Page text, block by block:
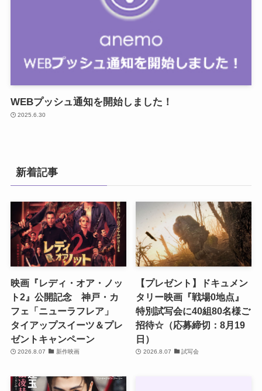
WEBプッシュ通知を開始しました！
2025.6.30
新着記事
映画『レディ・オア・ノッ
ト2』公開記念 神戸・カ
フェ「ニューラフレア」
タイアップスイーツ＆プレ
ゼントキャンペーン
2026.8.07 新作映画
【プレゼント】ドキュメン
タリー映画『戦場0地点』
特別試写会に40組80名様ご
招待☆（応募締切：8月19
日）
2026.8.07 試写会